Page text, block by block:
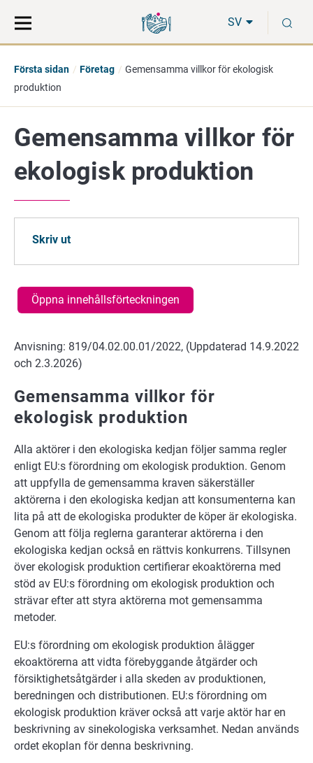
direkt
till
på
hela
SV
Första sidan Företag
Gemensamma villkor för ekologisk
produktion
Gemensamma villkor för
ekologisk produktion
Skriv ut
Öppna innehållsförteckningen
Anvisning: 819/04.02.00.01/2022, (Uppdaterad 14.9.2022
och 2.3.2026)
Gemensamma villkor för
ekologisk produktion
Alla aktörer i den ekologiska kedjan följer samma regler
enligt EU:s förordning om ekologisk produktion. Genom
att uppfylla de gemensamma kraven säkerställer
aktörerna i den ekologiska kedjan att konsumenterna kan
lita på att de ekologiska produkter de köper är ekologiska.
Genom att följa reglerna garanterar aktörerna i den
ekologiska kedjan också en rättvis konkurrens. Tillsynen
över ekologisk produktion certifierar ekoaktörerna med
stöd av EU:s förordning om ekologisk produktion och
strävar efter att styra aktörerna mot gemensamma
metoder.
EU:s förordning om ekologisk produktion ålägger
ekoaktörerna att vidta förebyggande åtgärder och
försiktighetsåtgärder i alla skeden av produktionen,
beredningen och distributionen. EU:s förordning om
ekologisk produktion kräver också att varje aktör har en
beskrivning av sinekologiska verksamhet. Nedan används
ordet ekoplan för denna beskrivning.